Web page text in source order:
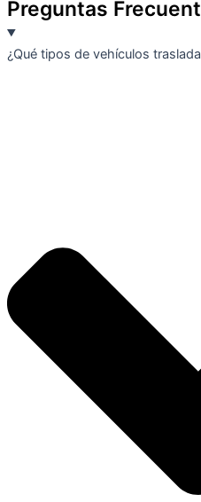
Preguntas
¿Qué tipos de vehículos